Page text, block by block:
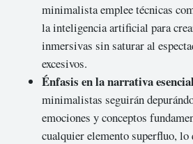
minimalista emplee técnicas
la inteligencia artificial para
inmersivas sin saturar al
excesivos.
Énfasis en la narrativa
minimalistas seguirán
emociones y conceptos
cualquier elemento superfluo, lo